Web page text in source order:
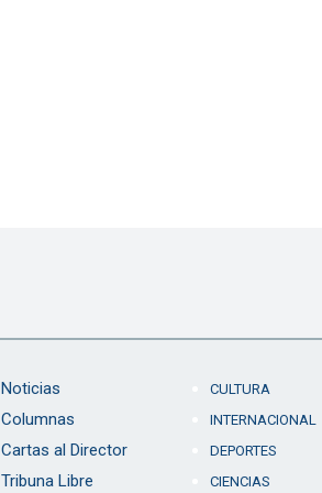
Noticias
Columnas
Cartas al Director
Tribuna Libre
CULTURA
INTERNACIONAL
DEPORTES
CIENCIAS